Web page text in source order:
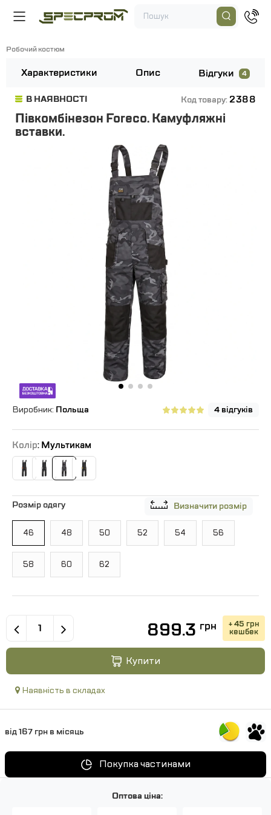
Робочий костюм
Характеристики Опис Відгуки 4
В НАЯВНОСТІ Код товару: 2388
Півкомбінезон Foreco. Камуфляжні
вставки.
4 відгуків
Виробник: Польща
Колір: Мультикам
Визначити розмір
Розмір одягу
46 48 50 52 54 56
58 60 62
899.3 грн + 45 грн
кешбек
Купити
Наявність в складах
від 167 грн в місяць
Покупка частинами
Оптова ціна: